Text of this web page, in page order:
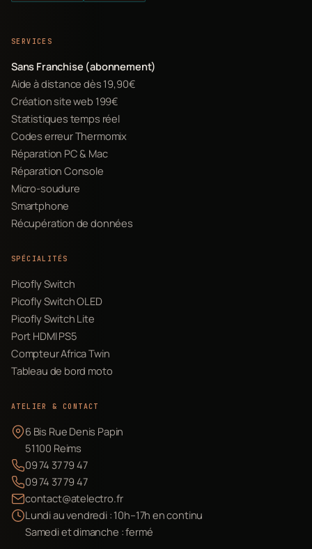
SERVICES
Sans Franchise (abonnement)
Aide à distance dès 19,90€
Création site web 199€
Statistiques temps réel
Codes erreur Thermomix
Réparation PC & Mac
Réparation Console
Micro-soudure
Smartphone
Récupération de données
SPÉCIALITÉS
Picofly Switch
Picofly Switch OLED
Picofly Switch Lite
Port HDMI PS5
Compteur Africa Twin
Tableau de bord moto
ATELIER & CONTACT
6 Bis Rue Denis Papin
51100 Reims
09 74 37 79 47
09 74 37 79 47
contact@atelectro.fr
Lundi au vendredi : 10h–17h en continu
Samedi et dimanche : fermé